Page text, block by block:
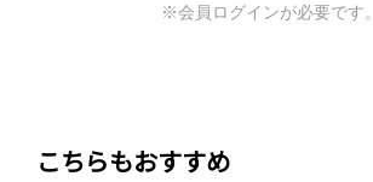
※会員ログインが必要です。
こちらもおすすめ